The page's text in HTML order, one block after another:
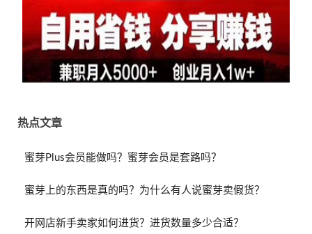
热点文章
蜜芽Plus会员能做吗？蜜芽会员是套路吗？
蜜芽上的东西是真的吗？为什么有人说蜜芽卖假货？
开网店新手卖家如何进货？进货数量多少合适？